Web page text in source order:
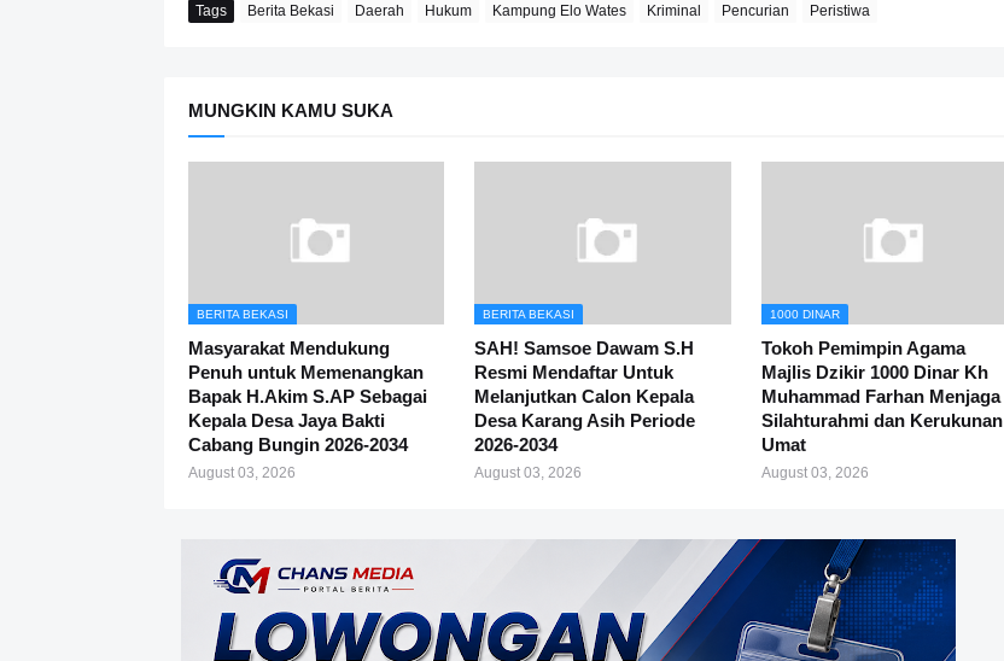
Tags Berita Bekasi Daerah Hukum Kampung Elo Wates Kriminal Pencurian Peristiwa
MUNGKIN KAMU SUKA
BERITA BEKASI
Masyarakat Mendukung
Penuh untuk Memenangkan
Bapak H.Akim S.AP Sebagai
Kepala Desa Jaya Bakti
Cabang Bungin 2026-2034
August 03, 2026
BERITA BEKASI
SAH! Samsoe Dawam S.H
Resmi Mendaftar Untuk
Melanjutkan Calon Kepala
Desa Karang Asih Periode
2026-2034
August 03, 2026
1000 DINAR
Tokoh Pemimpin Agama
Majlis Dzikir 1000 Dinar Kh
Muhammad Farhan Menjaga
Silahturahmi dan Kerukunan
Umat
August 03, 2026